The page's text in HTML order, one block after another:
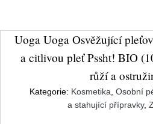
Uoga Uoga Osvěžující
a citlivou pleť Pssht! BIO
růží a
Kategorie: Kosmetika Osobní
a stahující přípravky,